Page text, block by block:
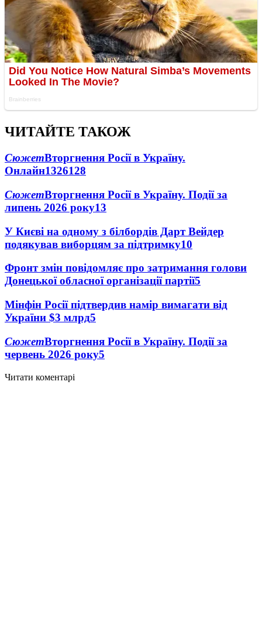
ЧИТАЙТЕ ТАКОЖ
СюжетВторгнення Росії в Україну.
Онлайн1326128
СюжетВторгнення Росії в Україну. Події за
липень 2026 року13
У Києві на одному з білбордів Дарт Вейдер
подякував виборцям за підтримку10
Фронт змін повідомляє про затримання голови
Донецької обласної організації партії5
Мінфін Росії підтвердив намір вимагати від
України $3 млрд5
СюжетВторгнення Росії в Україну. Події за
червень 2026 року5
Читати коментарі